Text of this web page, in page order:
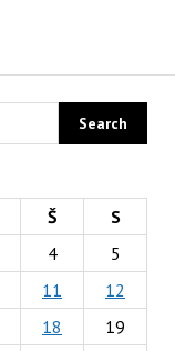
Š
S
4
5
11
12
18
19